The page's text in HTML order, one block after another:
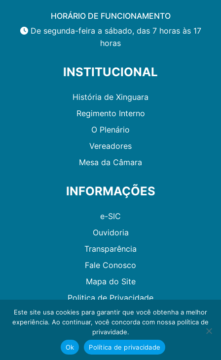
HORÁRIO DE FUNCIONAMENTO
De segunda-feira a sábado, das 7 horas às 17
horas
INSTITUCIONAL
História de Xinguara
Regimento Interno
O Plenário
Vereadores
Mesa da Câmara
INFORMAÇÕES
e-SIC
Ouvidoria
Transparência
Fale Conosco
Mapa do Site
Politica de Privacidade
Desenvolvido por GMAES
Este site usa cookies para garantir que você obtenha a melhor
experiência. Ao continuar, você concorda com nossa política de
privavidade.
Ok
Política de privacidade